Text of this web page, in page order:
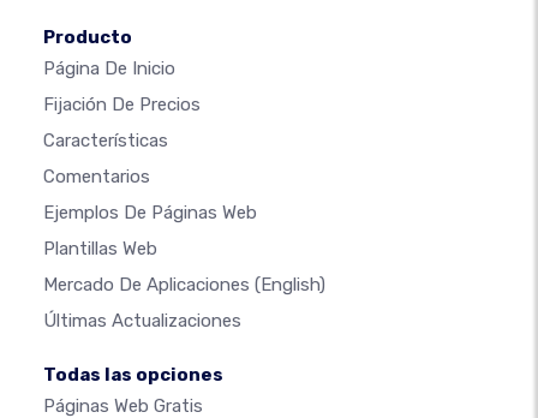
Producto
Página De Inicio
Fijación De Precios
Características
Comentarios
Ejemplos De Páginas Web
Plantillas Web
Mercado De Aplicaciones (English)
Últimas Actualizaciones
Todas las opciones
Páginas Web Gratis